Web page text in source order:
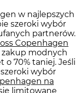
w najlepszych
szeroki wybór
partnerów.
Copenhagen
zakup modnych
o 70% taniej. Jeśli
wybór
na
limitowane